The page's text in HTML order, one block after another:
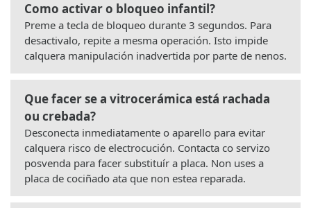
Como activar o bloqueo infantil?
Preme a tecla de bloqueo durante 3 segundos. Para
desactivalo, repite a mesma operación. Isto impide
calquera manipulación inadvertida por parte de nenos.
Que facer se a vitrocerámica está rachada
ou crebada?
Desconecta inmediatamente o aparello para evitar
calquera risco de electrocución. Contacta co servizo
posvenda para facer substituír a placa. Non uses a
placa de cociñado ata que non estea reparada.